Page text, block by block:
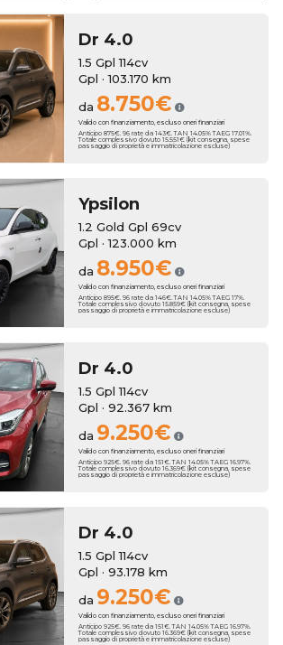
Dr 4.0
1.5 Gpl 114cv
Gpl · 103.170 km
da 8.750€
Valido con finanziamento, escluso oneri finanziari
Anticipo 875€. 96 rate da 143€. TAN 14.05% TAEG 17.01%.
Totale complessivo dovuto 15.551€ (kit consegna, spese
passaggio di proprietà e immatricolazione escluse)
Ypsilon
1.2 Gold Gpl 69cv
Gpl · 123.000 km
da 8.950€
Valido con finanziamento, escluso oneri finanziari
Anticipo 895€. 96 rate da 146€. TAN 14.05% TAEG 17%.
Totale complessivo dovuto 15.859€ (kit consegna, spese
passaggio di proprietà e immatricolazione escluse)
Dr 4.0
1.5 Gpl 114cv
Gpl · 92.367 km
da 9.250€
Valido con finanziamento, escluso oneri finanziari
Anticipo 925€. 96 rate da 151€. TAN 14.05% TAEG 16.97%.
Totale complessivo dovuto 16.369€ (kit consegna, spese
passaggio di proprietà e immatricolazione escluse)
Dr 4.0
1.5 Gpl 114cv
Gpl · 93.178 km
da 9.250€
Valido con finanziamento, escluso oneri finanziari
Anticipo 925€. 96 rate da 151€. TAN 14.05% TAEG 16.97%.
Totale complessivo dovuto 16.369€ (kit consegna, spese
passaggio di proprietà e immatricolazione escluse)